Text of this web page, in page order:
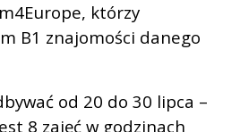
którzy
B1 znajomości danego
od 20 do 30 lipca –
8 zajęć w godzinach